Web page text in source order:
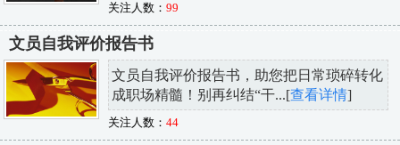
关注人数： 99
文员自我评价报告书
文员自我评价报告书，助您把日常琐碎转化
成职场精髓！别再纠结“干...[查看详情]
关注人数： 44